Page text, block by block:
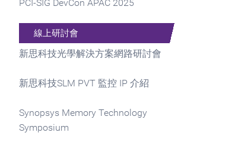
PCI-SIG DevCon APAC 2025
線上研討會
新思科技光學解決方案網路研討會
新思科技SLM PVT 監控 IP 介紹
Synopsys Memory Technology
Symposium